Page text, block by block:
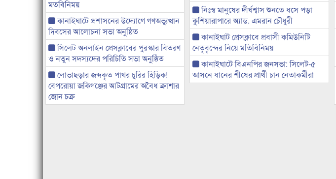
মতবিনিময়
কানাইঘাটে প্রশাসনের উদ্যোগে গণঅভ্যুত্থান
দিবসের আলোচনা সভা অনুষ্ঠিত
সিলেট অনলাইন প্রেসক্লাবের পুরস্কার বিতরণ
ও নতুন সদস্যদের পরিচিতি সভা অনুষ্ঠিত
লোভাছড়ার জব্দকৃত পাথর চুরির হিড়িক!
বেপরোয়া জকিগঞ্জের আটগ্রামের অবৈধ ক্রাশার
জোন চক্র
নিঃস্ব মানুষের দীর্ঘশ্বাস শুনতে ধসে পড়া
কুশিয়ারাপারে অ্যাড. এমরান চৌধুরী
কানাইঘাট প্রেসক্লাবে প্রবাসী কমিউনিটি
নেতৃবৃন্দের নিয়ে মতিবিনিময়
কানাইঘাটে বিএনপির জনসভা: সিলেট-৫
আসনে ধানের শীষের প্রার্থী চান নেতাকর্মীরা